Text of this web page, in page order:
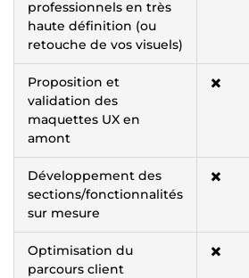
professionnels en très
haute définition (ou
retouche de vos visuels)
Proposition et
validation des
maquettes UX en
amont
✖️
Développement des
sections/fonctionnalités
sur mesure
✖️
Optimisation du
parcours client
✖️